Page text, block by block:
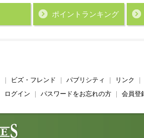
ポイント ランキング
ビズ・フレンド パブリシティ リンク
ログイン パスワードをお忘れの方｜ 会員登